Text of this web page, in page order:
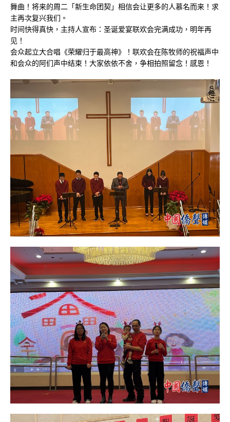
舞曲！将来的周二「新生命团契」相信会让更多的人慕名而来！求
主再次复兴我们。
时间快得真快，主持人宣布：圣诞爱宴联欢会完满成功，明年再
见！
会众起立大合唱《荣耀归于最高神》！联欢会在陈牧师的祝福声中
和会众的阿们声中结束！大家依依不舍，争相拍照留念！感恩！